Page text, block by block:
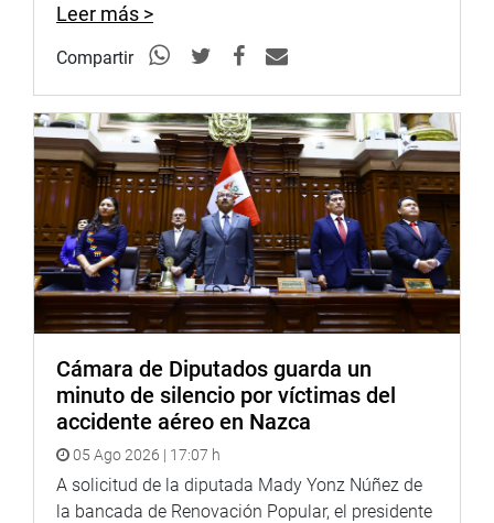
Leer más >
Compartir
Cámara de Diputados guarda un
minuto de silencio por víctimas del
accidente aéreo en Nazca
05 Ago 2026 | 17:07 h
A solicitud de la diputada Mady Yonz Núñez de
la bancada de Renovación Popular, el presidente